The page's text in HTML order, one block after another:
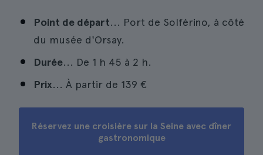
Point de départ... Port de Solférino, à côté
du musée d'Orsay.
Durée... De 1 h 45 à 2 h.
Prix... À partir de 139 €
Réservez une croisière sur la Seine avec dîner
gastronomique